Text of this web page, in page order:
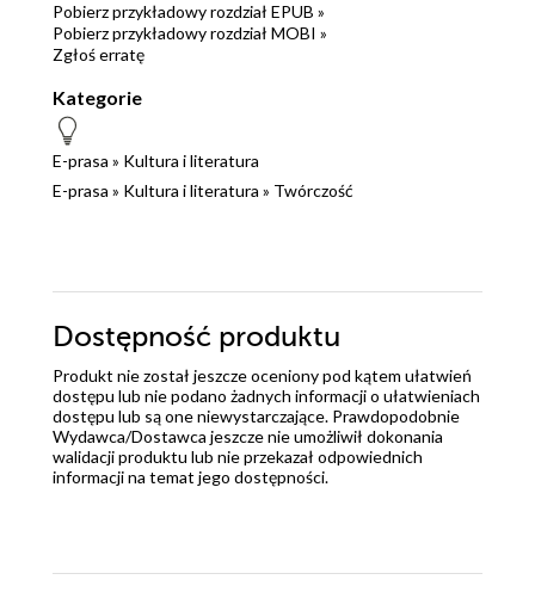
Pobierz przykładowy rozdział EPUB »
Pobierz przykładowy rozdział MOBI »
Zgłoś erratę
Kategorie
E-prasa » Kultura i literatura
E-prasa » Kultura i literatura » Twórczość
Dostępność produktu
Produkt nie został jeszcze oceniony pod kątem ułatwień
dostępu lub nie podano żadnych informacji o ułatwieniach
dostępu lub są one niewystarczające. Prawdopodobnie
Wydawca/Dostawca jeszcze nie umożliwił dokonania
walidacji produktu lub nie przekazał odpowiednich
informacji na temat jego dostępności.